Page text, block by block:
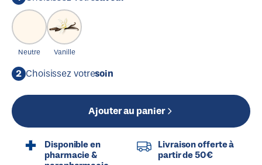
Neutre Vanille
2 Choisissez votresoin
Ajouter au panier
Disponible en
pharmacie &
Livraison offerte à
partir de 50€